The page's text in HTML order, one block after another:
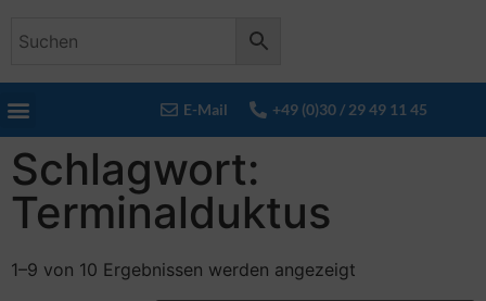
E-Mail +49 (0)30 / 29 49 11 45
Schlagwort:
Terminalduktus
1–9 von 10 Ergebnissen werden angezeigt